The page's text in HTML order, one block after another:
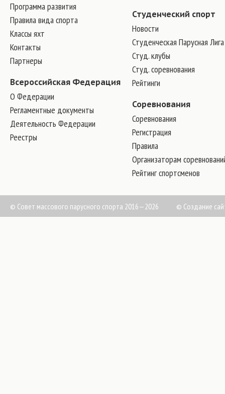
Программа развития
Правила вида спорта
Классы яхт
Контакты
Партнеры
Всероссийская Федерация
О Федерации
Регламентные документы
Деятельность Федерации
Реестры
Студенческий спорт
Новости
Студенческая Парусная Лига
Студ. клубы
Студ. соревнования
Рейтинги
Соревнования
Соревнования
Регистрация
Правила
Организаторам
Рейтинг спортсменов
© Совет массового парусного спорта 2016—2026 © Создание